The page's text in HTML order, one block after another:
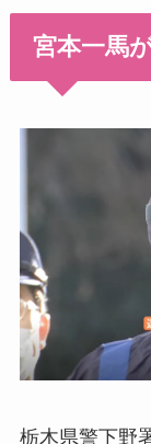
宮本一馬
栃木県警下野